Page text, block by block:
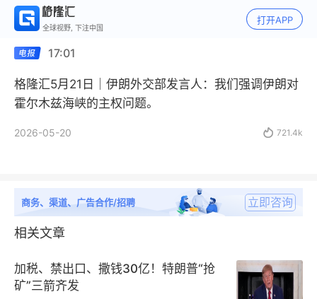
全球视野, 下注中国
打开APP
17:01
格隆汇5月21日｜伊朗外交部发言人：我们强调伊朗对
霍尔木兹海峡的主权问题。
2026-05-20  721.4k
商务、渠道、广告合作/招聘 立即咨询
相关文章
加税、禁出口、撒钱30亿！特朗普“抢
矿”三箭齐发